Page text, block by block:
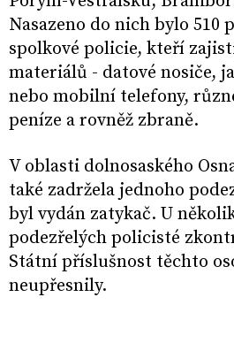
Nasazeno do nich bylo 510
spolkové policie, kteří
materiálů - datové nosiče,
nebo mobilní telefony,
peníze a rovněž zbraně.
V oblasti dolnosaského
také zadržela jednoho
byl vydán zatykač. U
podezřelých policisté
Státní příslušnost těchto
neupřesnily.